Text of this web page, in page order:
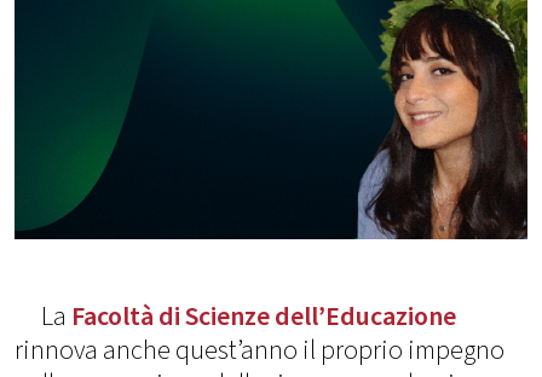
La Facoltà di Scienze dell’Educazione
rinnova anche quest’anno il proprio impegno